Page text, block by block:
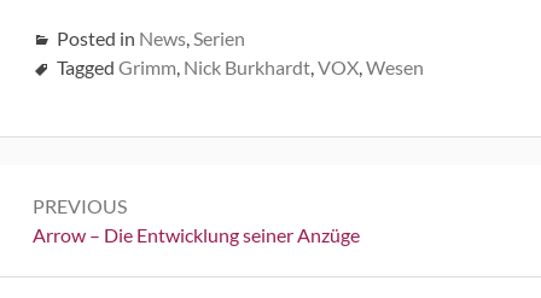
Posted in News,Serien
Tagged Grimm, Nick Burkhardt,VOX,Wesen
Navigation
PREVIOUS
Previous:
Arrow – Die Entwicklung seiner Anzüge